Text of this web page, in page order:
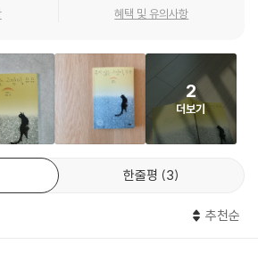
2022년 출판콘텐츠 창작 지원 사업 선정 작품
의 담담하고도 유려한 필력으로 ‘생명과 가족
묵직한 주제를 고양이 뮤뮤의 시점으로 잘 풀
정은이 그린 흑백의 뮤뮤는 미묘하지만 서글픈
혜택 및 유의사항
2
더보기
한줄평 3
추천순